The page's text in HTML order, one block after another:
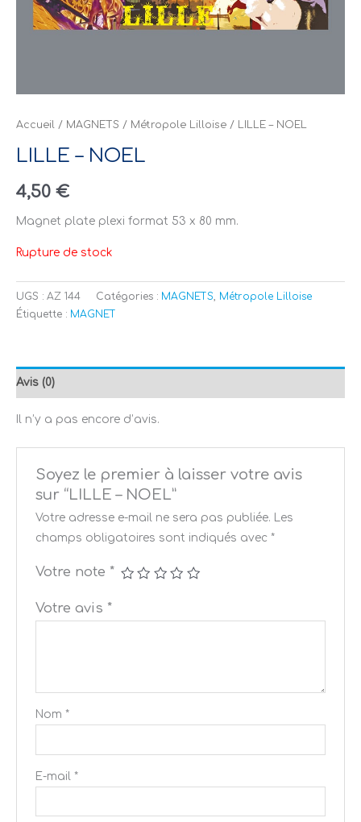
Accueil / MAGNETS / Métropole Lilloise / LILLE – NOEL
LILLE – NOEL
4,50 €
Magnet plate plexi format 53 x 80 mm.
Rupture de stock
UGS : AZ 144 Catégories : MAGNETS
Métropole Lilloise
Étiquette : MAGNET
Avis (0)
Il n’y a pas encore d’avis.
Soyez le premier à laisser votre avis
sur “LILLE – NOEL”
Votre adresse e-mail ne sera pas publiée. Les
champs obligatoires sont indiqués avec *
Votre note *
Votre avis *
Nom *
E-mail *